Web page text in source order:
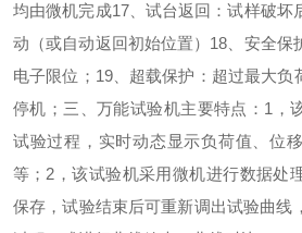
均由微机完成17、试台返回：试样破坏
动（或自动返回初始位置） 18 、安全保
电子限位； 19、超载保护：超过最大负
停机； 三、万能试验机主要特点： 1 ，
试验过程，实时动态显示负荷值、位
等； 2 ，该试验机采用微机进行数据处
保存，试验结束后可重新调出试验曲线